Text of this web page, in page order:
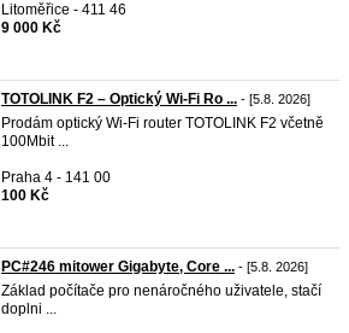
Litoměřice - 411 46
9 000 Kč
TOTOLINK F2 – Optický Wi-Fi Ro ... - [5.8. 2026]
Prodám optický Wi-Fi router TOTOLINK F2 včetně
100Mbit ...
Praha 4 - 141 00
100 Kč
PC#246 mitower Gigabyte, Core ... - [5.8. 2026]
Základ počítače pro nenáročného uživatele, stačí
doplni ...